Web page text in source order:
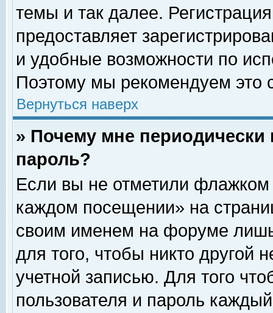
темы и так далее.
предоставляет
и удобные возможности по
Поэтому мы рекомендуем это
Вернуться наверх
» Почему мне
пароль?
Если вы не отметили флажком
каждом посещении» на
своим именем на форуме
для того, чтобы никто другой
учетной записью. Для того
пользователя и пароль